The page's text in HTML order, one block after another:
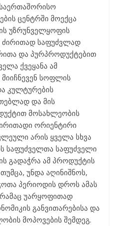
ცენტრში მოექცა
უზრუნველყოფის
ძირითად საფუძვლად
და პურპროდუქტებით
ქვეყანა ამ
სოფლის
კულტურების
და მის
მოსახლეობის
ორიენტირი
არის ყველა სხვა
საფუძველთა საფუძველი
გადაჭრა ამ პროდუქტის
უნდა აღინიშნოს,
პერიოდის დროს ამას
უარყოფითად
განვითარებისა და
მოპოვების შემდეგ.